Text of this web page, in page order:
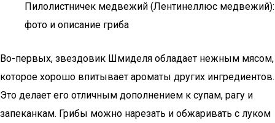
Пилолистничек медвежий (Лентинеллюс медвежий):
фото и описание гриба
Во-первых, звездовик Шмиделя обладает нежным мясом,
которое хорошо впитывает ароматы других ингредиентов.
Это делает его отличным дополнением к супам, рагу и
запеканкам. Грибы можно нарезать и обжаривать с луком